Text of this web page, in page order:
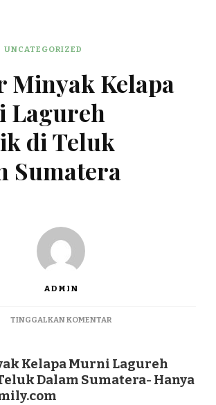
UNCATEGORIZED
Minyak Kelapa
Lagureh
di Teluk
Sumatera
ADMIN
TINGGALKAN KOMENTARPADA
KELAPA
MURNI
LAGUREH
Kelapa Murni Lagureh
Dalam Sumatera- Hanya